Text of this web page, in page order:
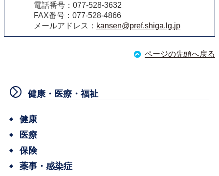
電話番号：077-528-3632
FAX番号：077-528-4866
メールアドレス： kansen@pref.shiga.lg.jp
ページの先頭へ戻る
健康・医療・福祉
健康
医療
保険
薬事・感染症